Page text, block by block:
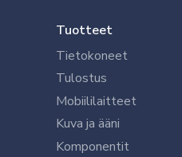
Tuotteet
Tietokoneet
Tulostus
Mobiililaitteet
Kuva ja ääni
Komponentit